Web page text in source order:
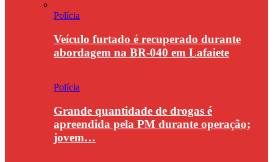
Polícia
Veículo furtado é recuperado durante
abordagem na BR-040 em Lafaiete
Polícia
Grande quantidade de drogas é
apreendida pela PM durante operação;
jovem…